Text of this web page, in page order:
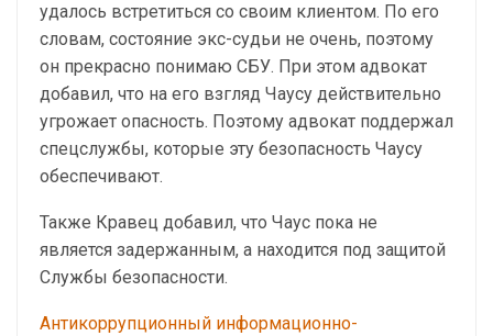
удалось встретиться со своим клиентом. По его
словам, состояние экс-судьи не очень, поэтому
он прекрасно понимаю СБУ. При этом адвокат
добавил, что на его взгляд Чаусу действительно
угрожает опасность. Поэтому адвокат поддержал
спецслужбы, которые эту безопасность Чаусу
обеспечивают.
Также Кравец добавил, что Чаус пока не
является задержанным, а находится под защитой
Службы безопасности.
Антикоррупционный информационно-